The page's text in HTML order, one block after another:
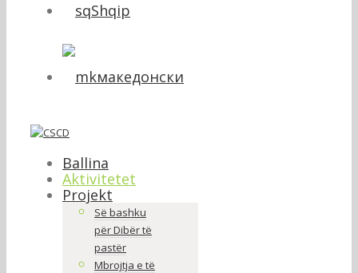
Shqip
македонски
Ballina
Aktivitetet
Projekt
Së bashku
për Dibër të
pastër
Mbrojtja e të